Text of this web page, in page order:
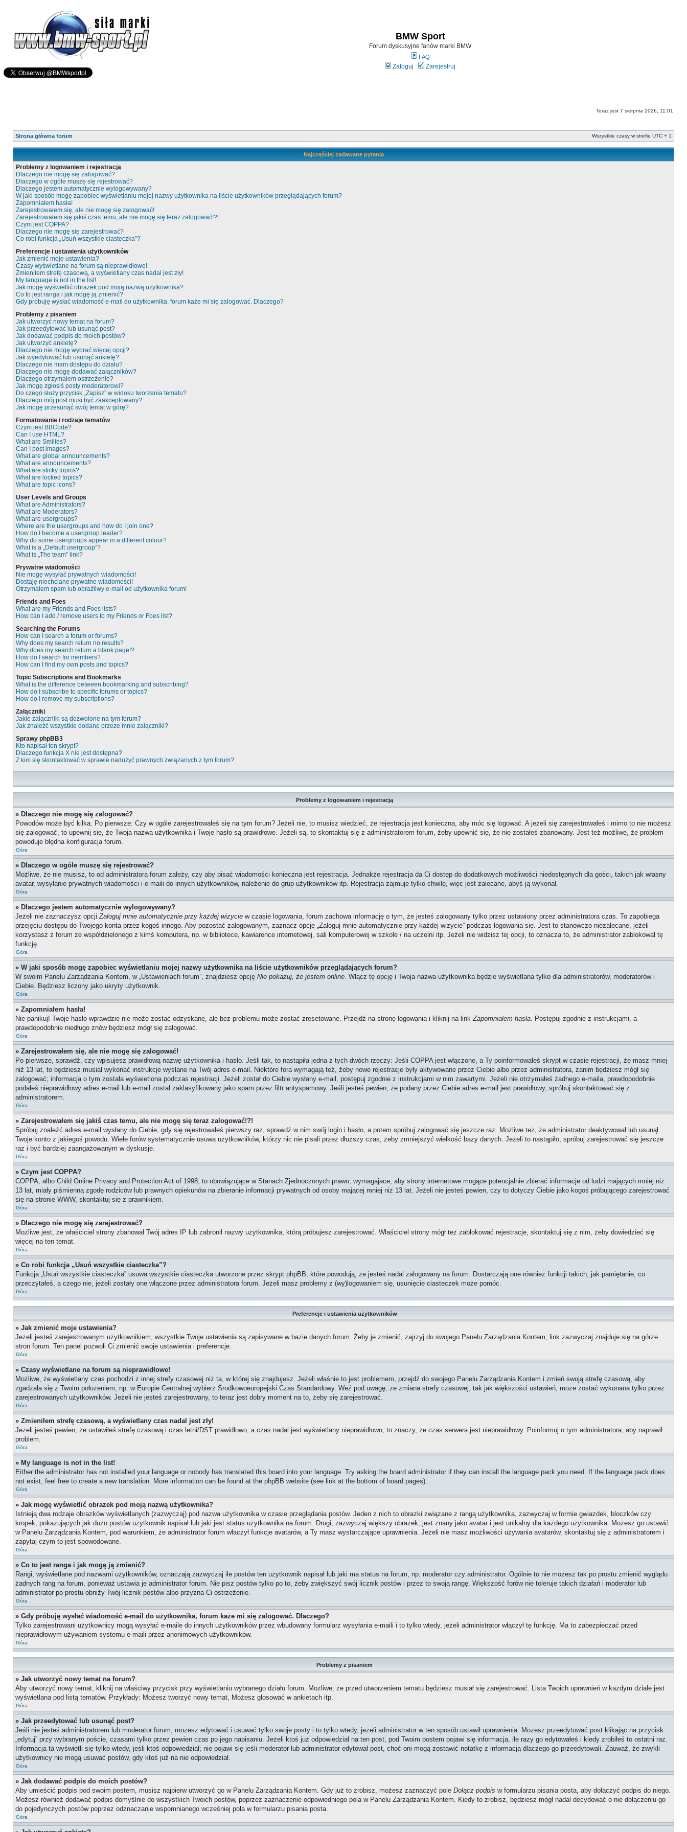
BMW Sport
Forum dyskusyjne fanów marki BMW
FAQ
Zaloguj Zarejestruj
Teraz jest 7 sierpnia 2026, 11:01
Strona główna forum Wszystkie czasy w strefie UTC + 1
Najczęściej zadawane pytania
Problemy z logowaniem i rejestracją
Dlaczego nie mogę się zalogować?
Dlaczego w ogóle muszę się rejestrować?
Dlaczego jestem automatycznie wylogowywany?
W jaki sposób mogę zapobiec wyświetlaniu mojej nazwy użytkownika na liście użytkowników przeglądających forum?
Zapomniałem hasła!
Zarejestrowałem się, ale nie mogę się zalogować!
Zarejestrowałem się jakiś czas temu, ale nie mogę się teraz zalogować!?!
Czym jest COPPA?
Dlaczego nie mogę się zarejestrować?
Co robi funkcja „Usuń wszystkie ciasteczka”?
Preferencje i ustawienia użytkowników
Jak zmienić moje ustawienia?
Czasy wyświetlane na forum są nieprawidłowe!
Zmieniłem strefę czasową, a wyświetlany czas nadal jest zły!
My language is not in the list!
Jak mogę wyświetlić obrazek pod moją nazwą użytkownika?
Co to jest ranga i jak mogę ją zmienić?
Gdy próbuję wysłać wiadomość e-mail do użytkownika, forum każe mi się zalogować. Dlaczego?
Problemy z pisaniem
Jak utworzyć nowy temat na forum?
Jak przeedytować lub usunąć post?
Jak dodawać podpis do moich postów?
Jak utworzyć ankietę?
Dlaczego nie mogę wybrać więcej opcji?
Jak wyedytować lub usunąć ankietę?
Dlaczego nie mam dostępu do działu?
Dlaczego nie mogę dodawać załączników?
Dlaczego otrzymałem ostrzeżenie?
Jak mogę zgłosiś posty moderatorowi?
Do czego służy przycisk „Zapisz” w widoku tworzenia tematu?
Dlaczego mój post musi być zaakceptowany?
Jak mogę przesunąć swój temat w górę?
Formatowanie i rodzaje tematów
Czym jest BBCode?
Can I use HTML?
What are Smilies?
Can I post images?
What are global announcements?
What are announcements?
What are sticky topics?
What are locked topics?
What are topic icons?
User Levels and Groups
What are Administrators?
What are Moderators?
What are usergroups?
Where are the usergroups and how do I join one?
How do I become a usergroup leader?
Why do some usergroups appear in a different colour?
What is a „Default usergroup”?
What is „The team” link?
Prywatne wiadomości
Nie mogę wysyłać prywatnych wiadomości!
Dostaję niechciane prywatne wiadomości!
Otrzymałem spam lub obraźliwy e-mail od użytkownika forum!
Friends and Foes
What are my Friends and Foes lists?
How can I add / remove users to my Friends or Foes list?
Searching the Forums
How can I search a forum or forums?
Why does my search return no results?
Why does my search return a blank page!?
How do I search for members?
How can I find my own posts and topics?
Topic Subscriptions and Bookmarks
What is the difference between bookmarking and subscribing?
How do I subscribe to specific forums or topics?
How do I remove my subscriptions?
Załączniki
Jakie załączniki są dozwolone na tym forum?
Jak znaleźć wszystkie dodane przeze mnie załączniki?
Sprawy phpBB3
Kto napisał ten skrypt?
Dlaczego funkcja X nie jest dostępna?
Z kim się skontaktować w sprawie nadużyć prawnych związanych z tym forum?
Problemy z logowaniem i rejestracją
» Dlaczego nie mogę się zalogować?
Powodów może być kilka. Po pierwsze: Czy w ogóle zarejestrowałeś się na tym forum? Jeżeli nie, to musisz wiedzieć, że rejestracja jest konieczna, aby móc się logować. A jeżeli się zarejestrowałeś i mimo to nie możesz
się zalogować, to upewnij się, że Twoja nazwa użytkownika i Twoje hasło są prawidłowe. Jeżeli są, to skontaktuj się z administratorem forum, żeby upewnić się, że nie zostałeś zbanowany. Jest też możliwe, że problem
powoduje błędna konfiguracja forum.
Góra
» Dlaczego w ogóle muszę się rejestrować?
Możliwe, że nie musisz, to od administratora forum zależy, czy aby pisać wiadomości konieczna jest rejestracja. Jednakże rejestracja da Ci dostęp do dodatkowych możliwości niedostępnych dla gości, takich jak własny
avatar, wysyłanie prywatnych wiadomości i e-maili do innych użytkowników, należenie do grup użytkowników itp. Rejestracja zajmuje tylko chwilę, więc jest zalecane, abyś ją wykonał.
Góra
» Dlaczego jestem automatycznie wylogowywany?
Jeżeli nie zaznaczysz opcjiZaloguj mnie automatycznie przy każdej wizycie w czasie logowania, forum zachowa informację o tym, że jesteś zalogowany tylko przez ustawiony przez administratora czas. To zapobiega
przejęciu dostępu do Twojego konta przez kogoś innego. Aby pozostać zalogowanym, zaznacz opcję „Zaloguj mnie automatycznie przy każdej wizycie” podczas logowania się. Jest to stanowczo niezalecane, jeżeli
korzystasz z forum ze współdzielonego z kimś komputera, np. w bibliotece, kawiarence internetowej, sali komputerowej w szkole / na uczelni itp. Jeżeli nie widzisz tej opcji, to oznacza to, że administrator zablokował tę
funkcję.
Góra
» W jaki sposób mogę zapobiec wyświetlaniu mojej nazwy użytkownika na liście użytkowników przeglądających forum?
W swoim Panelu Zarządzania Kontem, w „Ustawieniach forum”, znajdziesz opcję Nie pokazuj, że jestem online. Włącz tę opcję i Twoja nazwa użytkownika będzie wyświetlana tylko dla administratorów, moderatorów i
Ciebie. Będziesz liczony jako ukryty użytkownik.
Góra
» Zapomniałem hasła!
Nie panikuj! Twoje hasło wprawdzie nie może zostać odzyskane, ale bez problemu może zostać zresetowane. Przejdź na stronę logowania i kliknij na linkZapomniałem hasła. Postępuj zgodnie z instrukcjami, a
prawdopodobnie niedługo znów będziesz mógł się zalogować.
Góra
» Zarejestrowałem się, ale nie mogę się zalogować!
Po pierwsze, sprawdź, czy wpisujesz prawidłową nazwę użytkownika i hasło. Jeśli tak, to nastąpiła jedna z tych dwóch rzeczy: Jeśli COPPA jest włączone, a Ty poinformowałeś skrypt w czasie rejestracji, że masz mniej
niż 13 lat, to będziesz musiał wykonać instrukcje wysłane na Twój adres e-mail. Niektóre fora wymagają też, żeby nowe rejestracje były aktywowane przez Ciebie albo przez administratora, zanim będziesz mógł się
zalogować; informacja o tym została wyświetlona podczas rejestracji. Jeżeli został do Ciebie wysłany e-mail, postępuj zgodnie z instrukcjami w nim zawartymi. Jeżeli nie otrzymałeś żadnego e-maila, prawdopodobnie
podałeś nieprawidłowy adres e-mail lub e-mail został zaklasyfikowany jako spam przez filtr antyspamowy. Jeśli jesteś pewien, że podany przez Ciebie adres e-mail jest prawidłowy, spróbuj skontaktować się z
administratorem.
Góra
» Zarejestrowałem się jakiś czas temu, ale nie mogę się teraz zalogować!?!
Spróbuj znaleźć adres e-mail wysłany do Ciebie, gdy się rejestrowałeś pierwszy raz, sprawdź w nim swój login i hasło, a potem spróbuj zalogować się jeszcze raz. Możliwe też, że administrator deaktywował lub usunął
Twoje konto z jakiegoś powodu. Wiele forów systematycznie usuwa użytkowników, którzy nic nie pisali przez dłuższy czas, żeby zmniejszyć wielkość bazy danych. Jeżeli to nastąpiło, spróbuj zarejestrować się jeszcze
raz i być bardziej zaangażowanym w dyskusje.
Góra
» Czym jest COPPA?
COPPA, albo Child Online Privacy and Protection Act of 1998, to obowiązujące w Stanach Zjednoczonych prawo, wymagajace, aby strony internetowe mogące potencjalnie zbierać informacje od ludzi mających mniej niż
13 lat, miały piśmienną zgodę rodziców lub prawnych opiekunów na zbieranie informacji prywatnych od osoby mającej mniej niż 13 lat. Jeżeli nie jesteś pewien, czy to dotyczy Ciebie jako kogoś próbującego zarejestrować
się na stronie WWW, skontaktuj się z prawnikiem.
Góra
» Dlaczego nie mogę się zarejestrować?
Możliwe jest, że właściciel strony zbanował Twój adres IP lub zabronił nazwy użytkownika, którą próbujesz zarejestrować. Właściciel strony mógł też zablokować rejestracje, skontaktuj się z nim, żeby dowiedzieć się
więcej na ten temat.
Góra
» Co robi funkcja „Usuń wszystkie ciasteczka”?
Funkcja „Usuń wszystkie ciasteczka” usuwa wszystkie ciasteczka utworzone przez skrypt phpBB, które powodują, że jesteś nadal zalogowany na forum. Dostarczają one również funkcji takich, jak pamiętanie, co
przeczytałeś, a czego nie, jeżeli zostały one włączone przez administratora forum. Jeżeli masz problemy z (wy)logowaniem się, usunięcie ciasteczek może pomóc.
Góra
Preferencje i ustawienia użytkowników
» Jak zmienić moje ustawienia?
Jeżeli jesteś zarejestrowanym użytkownikiem, wszystkie Twoje ustawienia są zapisywane w bazie danych forum. Żeby je zmienić, zajrzyj do swojego Panelu Zarządzania Kontem; link zazwyczaj znajduje się na górze
stron forum. Ten panel pozwoli Ci zmienić swoje ustawienia i preferencje.
Góra
» Czasy wyświetlane na forum są nieprawidłowe!
Możliwe, że wyświetlany czas pochodzi z innej strefy czasowej niż ta, w której się znajdujesz. Jeżeli właśnie to jest problemem, przejdź do swojego Panelu Zarządzania Kontem i zmień swoją strefę czasową, aby
zgadzała się z Twoim położeniem, np. w Europie Centralnej wybierz Środkowoeuropejski Czas Standardowy. Weź pod uwagę, że zmiana strefy czasowej, tak jak większości ustawień, może zostać wykonana tylko przez
zarejestrowanych użytkowników. Jeżeli nie jesteś zarejestrowany, to teraz jest dobry moment na to, żeby się zarejestrować.
Góra
» Zmieniłem strefę czasową, a wyświetlany czas nadal jest zły!
Jeżeli jesteś pewien, że ustawiłeś strefę czasową i czas letni/DST prawidłowo, a czas nadal jest wyświetlany nieprawidłowo, to znaczy, że czas serwera jest nieprawidłowy. Poinformuj o tym administratora, aby naprawił
problem.
Góra
» My language is not in the list!
Either the administrator has not installed your language or nobody has translated this board into your language. Try asking the board administrator if they can install the language pack you need. If the language pack does
not exist, feel free to create a new translation. More information can be found at the phpBB website (see link at the bottom of board pages).
Góra
» Jak mogę wyświetlić obrazek pod moją nazwą użytkownika?
Istnieją dwa rodzaje obrazków wyświetlanych (zazwyczaj) pod nazwa użytkownika w czasie przeglądania postów. Jeden z nich to obrazki związane z rangą użytkownika, zazwyczaj w formie gwiazdek, bloczków czy
kropek, pokazujących jak dużo postów użytkownik napisał lub jaki jest status użytkownika na forum. Drugi, zazwyczaj większy obrazek, jest znany jako avatar i jest unikalny dla każdego użytkownika. Możesz go ustawić
w Panelu Zarządzania Kontem, pod warunkiem, że administrator forum właczył funkcje avatarów, a Ty masz wystarczające uprawnienia. Jeżeli nie masz możliwości używania avatarów, skontaktuj się z administratorem i
zapytaj czym to jest spowodowane.
Góra
» Co to jest ranga i jak mogę ją zmienić?
Rangi, wyświetlane pod nazwami użytkowników, oznaczają zazwyczaj ile postów ten użytkownik napisał lub jaki ma status na forum, np. moderator czy administrator. Ogólnie to nie możesz tak po prostu zmienić wyglądu
żadnych rang na forum, ponieważ ustawia je administrator forum. Nie pisz postów tylko po to, żeby zwiększyć swój licznik postów i przez to swoją rangę. Większość forów nie toleruje takich działań i moderator lub
administrator po prostu obniży Twój licznik postów albo przyzna Ci ostrzeżenie.
Góra
» Gdy próbuję wysłać wiadomość e-mail do użytkownika, forum każe mi się zalogować. Dlaczego?
Tylko zarejestrowani użytkownicy mogą wysyłać e-maile do innych użytkowników przez wbudowany formularz wysyłania e-maili i to tylko wtedy, jeżeli administrator włączył tę funkcję. Ma to zabezpieczać przed
nieprawidłowym używaniem systemu e-maili przez anonimowych użytkowników.
Góra
Problemy z pisaniem
» Jak utworzyć nowy temat na forum?
Aby utworzyć nowy temat, kliknij na właściwy przycisk przy wyświetlaniu wybranego działu forum. Możliwe, że przed utworzeniem tematu będziesz musiał się zarejestrować. Lista Twoich uprawnień w każdym dziale jest
wyświetlana pod listą tematów. Przykłady: Możesz tworzyć nowy temat, Możesz głosować w ankietach itp.
Góra
» Jak przeedytować lub usunąć post?
Jeśli nie jesteś administratorem lub moderator forum, możesz edytować i usuwać tylko swoje posty i to tylko wtedy, jeżeli administrator w ten sposób ustawił uprawnienia. Możesz przeedytować post klikając na przycisk
„edytuj” przy wybranym poście, czasami tylko przez pewien czas po jego napisaniu. Jeżeli ktoś już odpowiedział na ten post, pod Twoim postem pojawi się informacja, ile razy go edytowałeś i kiedy zrobiłeś to ostatni raz.
Informacja ta wyświetli się tylko wtedy, jeśli ktoś odpowiedział; nie pojawi się jeśli moderator lub administrator edytował post, choć oni mogą zostawić notatkę z informacją dlaczego go przeedytowali. Zauważ, że zwykli
użytkownicy nie mogą usuwać postów, gdy ktoś już na nie odpowiedział.
Góra
» Jak dodawać podpis do moich postów?
Aby umieścić podpis pod swoim postem, musisz najpierw utworzyć go w Panelu Zarządzania Kontem. Gdy już to zrobisz, możesz zaznaczyć pole Dołącz podpis w formularzu pisania posta, aby dołączyć podpis do niego.
Możesz również dodawać podpis domyślnie do wszystkich Twoich postów, poprzez zaznaczenie odpowiedniego pola w Panelu Zarządzania Kontem. Kiedy to zrobisz, będziesz mógł nadal decydować o nie dołączeniu go
do pojedynczych postów poprzez odznaczanie wspomnianego wcześniej pola w formularzu pisania posta.
Góra